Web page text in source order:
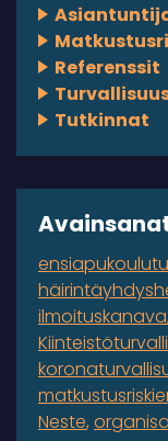
Referenssit
Tutkinnat
ilmoituskanava
Neste